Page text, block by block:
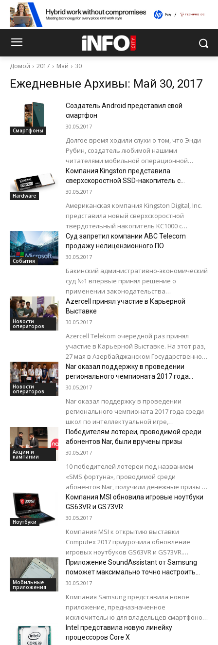
Домой 2017 Май 30
Ежедневные Архивы: Май 30, 2017
Смартфоны
Создатель Android представил свой
смартфон
30.05.2017
Долгое время ходили слухи о том, что Энди
Рубин, создатель любимой нашими
читателями мобильной операционной
системы Android, в своей новой компании
Essential работает над...
Hardware
Компания Kingston представила
сверхскоростной SSD-накопитель с
интерфейсом NVMe PCIe
30.05.2017
Американская компания Kingston Digital, Inc.
представила новый сверхскоростной
твердотельный накопитель KC1000 с
интерфейсом NVMe PCIe. Новинка стала
одним из самых мощных в индустрии
устройств для...
События
Суд запретил компании ABC Telecom
продажу нелицензионного ПО
30.05.2017
Бакинский административно-экономический
суд №1 впервые принял решение о
применении законодательства
Азербайджана в области защиты авторских
прав на программное обеспечение (ПО) в
отношении компании, которая...
Новости
операторов
Azercell принял участие в Карьерной
Выставке
30.05.2017
Azercell Telekom очередной раз принял
участие в Карьерной Выставке. На этот раз,
27 мая в Азербайджанском Государственном
Университете Нефти и Промышленности
(АГУНП) была проведена...
Новости
операторов
Nar оказал поддержку в проведении
регионального чемпионата 2017 года
среди школ по интеллектуальной игре,
солидарности
30.05.2017
Nar оказал поддержку в проведении
регионального чемпионата 2017 года среди
школ по интеллектуальной игре,
посвященной году Исламской солидарности.
Это соревнование знаний, организованное
Министерством образования...
Акции и
кампании
Победителям лотереи, проводимой среди
абонентов Nar, были вручены призы
30.05.2017
10 победителей лотереи под названием
«SMS фортуна», проводимой среди
абонентов Nar, получили денежные призы и
специальные подарки от оператора. Так,
еженедельные и ежемесячные победители...
Ноутбуки
Компания MSI обновила игровые ноутбуки
GS63VR и GS73VR
30.05.2017
Компания MSI к открытию выставки
Computex 2017 приурочила обновление
игровых ноутбуков GS63VR и GS73VR.
Внешний вид не изменился, но появились
новые позиции в перечне...
Мобильные
приложения
Приложение SoundAssistant от Samsung
поможет максимально точно настроить
звук
30.05.2017
Компания Samsung представила новое
приложение, предназначенное
исключительно для владельцев смартфонов
и планшетов линейки Galaxy. С помощью
программы SoundAssistant пользователи
Intel представила новую линейку
процессоров Core X